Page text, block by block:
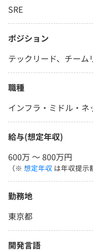
SRE
ポジション
テックリード、チー
職種
インフラ・ミドル・ネ
給与(想定年収)
600万 〜 800万円
（※ 想定年収 は年収提示
勤務地
東京都
開発言語